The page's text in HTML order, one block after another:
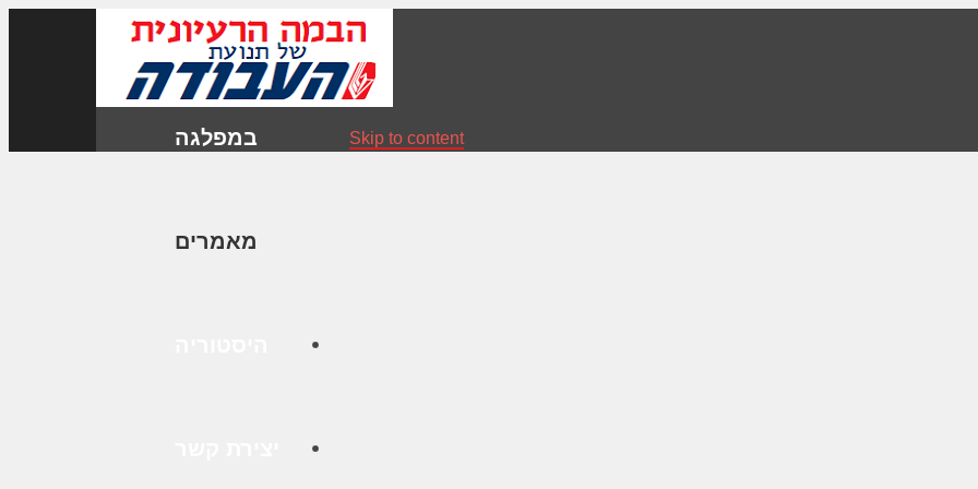
במפלגה
מאמרים
Skip to content